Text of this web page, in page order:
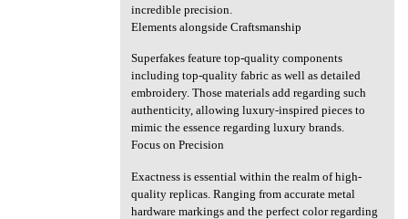
incredible precision.
Elements alongside Craftsmanship
Superfakes feature top-quality components
including top-quality fabric as well as detailed
embroidery. Those materials add regarding such
authenticity, allowing luxury-inspired pieces to
mimic the essence regarding luxury brands.
Focus on Precision
Exactness is essential within the realm of high-
quality replicas. Ranging from accurate metal
hardware markings and the perfect color regarding